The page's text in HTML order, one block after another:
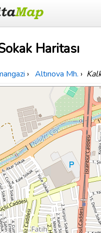
Haritası
› Altınova Mh. ›